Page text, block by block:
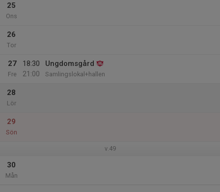
25
Ons
26
Tor
27
Fre
18:30
21:00
Ungdomsgård
Samlingslokal+hallen
28
Lör
29
Sön
v.49
30
Mån